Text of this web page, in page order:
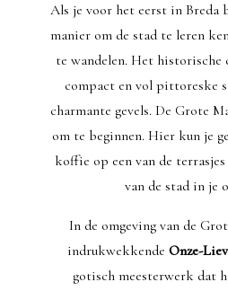
Als je voor het eerst in Breda
manier om de stad te leren
te wandelen. Het historische
compact en vol pittoreske
charmante gevels. De Grote
om te beginnen. Hier kun je
koffie op een van de
van de stad in je
In de omgeving van de
indrukwekkende Onze-
gotisch meesterwerk dat